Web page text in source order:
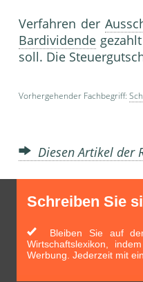
Verfahren der
Bardividende
soll. Die
Vorhergehender Fachbegriff:
Diesen Artikel der
Schreiben Sie
Bleiben Sie auf
Wirtschaftslexikon,
Werbung. Jederzeit mit